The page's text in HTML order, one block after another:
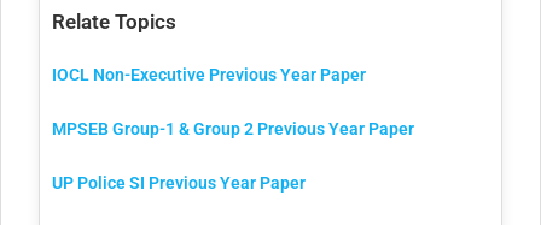
Relate Topics
IOCL Non-Executive Previous Year Paper
MPSEB Group-1 & Group 2 Previous Year Paper
UP Police SI Previous Year Paper